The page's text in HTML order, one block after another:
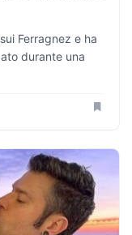
Ferragnez e ha
durante una